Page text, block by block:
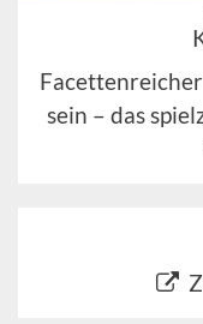
sein – das